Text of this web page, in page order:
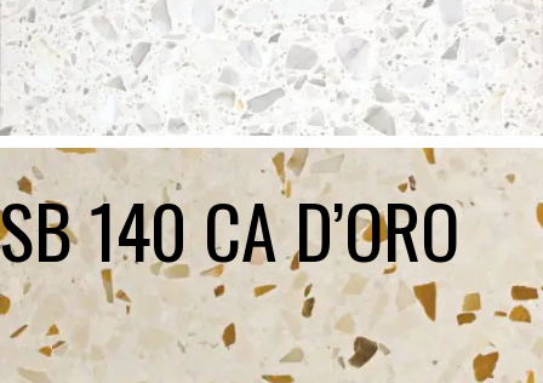
SB 140 CA D’ORO